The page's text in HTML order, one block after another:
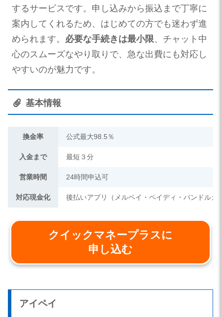
するサービスです。申し込みから振込まで丁寧に
案内してくれるため、はじめての方でも迷わず進
められます。 必要な手続きは最小限、チャット中
心のスムーズなやり取りで、急な出費にも対応し
やすいのが魅力です。
基本情報
換金率 公式最大98.5％
入金まで 最短３分
営業時間 24時間申込可
対応現金化 後払いアプリ（メルペイ・ペイディ・バンドル
クイックマネープラスに
申し込む
アイペイ